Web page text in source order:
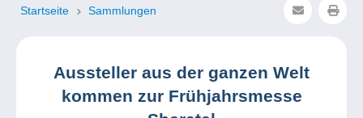
Startseite Sammlungen
Aussteller aus der ganzen Welt
kommen zur Frühjahrsmesse